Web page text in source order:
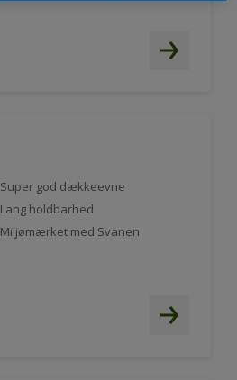
Super god dækkeevne
Lang holdbarhed
Miljømærket med Svanen